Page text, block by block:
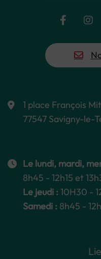
Facebook
1 place François
77547 Savigny-le-
Le lundi, mardi,
8h45 - 12h15 et
Le jeudi : 10H30 -
Samedi : 8h45 -